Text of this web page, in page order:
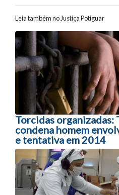
Leia também no Justiça Potiguar
Navegação
Torcidas organizadas:
condena homem
e tentativa em 2014